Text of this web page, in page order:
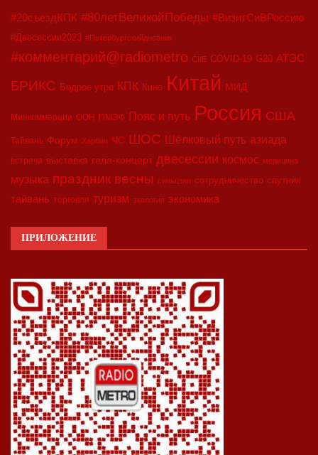
#20съездКПК #80летВеликойПобеды #ВизитСиВРоссию
#Двесессии2023 #Петербургскийдневник
#комментарий@radiometro CIIE COVID-19 G20 АТЭС
БРИКС Бодрое утро КПК Кино Китай МИД
Минкоммерции ООН ПМЭФ Пояс и путь Россия США
Тайвань Форум Харбин ЧС ШОС Шёлковый путь азиада
встреча выставка гала-концерт двесессии космос медицина
музыка праздник весны синьцзян сотрудничество спутник
тайвань торговля туризм экология экономика
ПРИЛОЖЕНИЕ